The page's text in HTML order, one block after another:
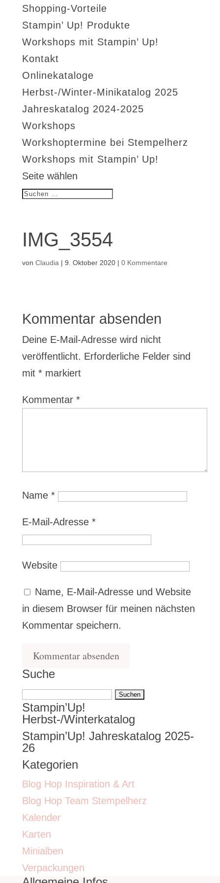
Shopping-Vorteile
Stampin’ Up! Produkte
Workshops mit Stampin’ Up!
Kontakt
Onlinekataloge
Herbst-/Winter-Minikatalog 2025
Jahreskatalog 2024-2025
Workshops
Workshoptermine bei Stempelherz
Workshops mit Stampin’ Up!
Seite wählen
IMG_3554
von Claudia | 9. Oktober 2020| 0 Kommentare
Kommentar absenden
Deine E-Mail-Adresse wird nicht
veröffentlicht. Erforderliche Felder sind
mit *markiert
Kommentar *
Name *
E-Mail-Adresse *
Website
Name, E-Mail-Adresse und Website
in diesem Browser für meinen nächsten
Kommentar speichern.
Suche
Suchen
nach:
Stampin’Up!
Herbst-/Winterkatalog
Stampin’Up! Jahreskatalog 2025-
26
Kategorien
Blog Hop Inspiration & Art
Blog Hop Team Stempelherz
Kalender
Karten
Minialben
Verpackungen